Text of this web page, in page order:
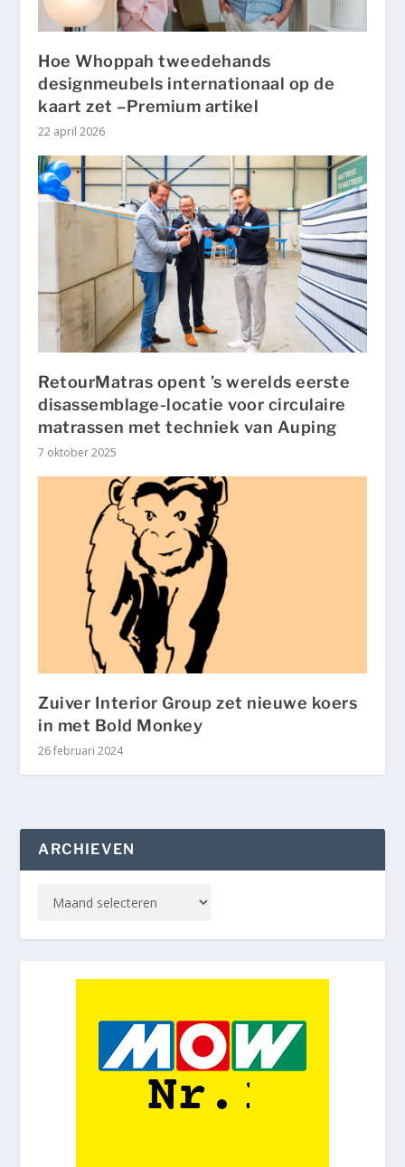
Hoe Whoppah tweedehands
designmeubels internationaal op de
kaart zet –Premium artikel
22 april 2026
RetourMatras opent ’s werelds eerste
disassemblage-locatie voor circulaire
matrassen met techniek van Auping
7 oktober 2025
Zuiver Interior Group zet nieuwe koers
in met Bold Monkey
26 februari 2024
ARCHIEVEN